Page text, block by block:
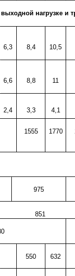
нагрузке и
6,3 8,4 10,5
6,6 8,8 11
2,4 3,3 4,1
1555 1770
975
851
550 632